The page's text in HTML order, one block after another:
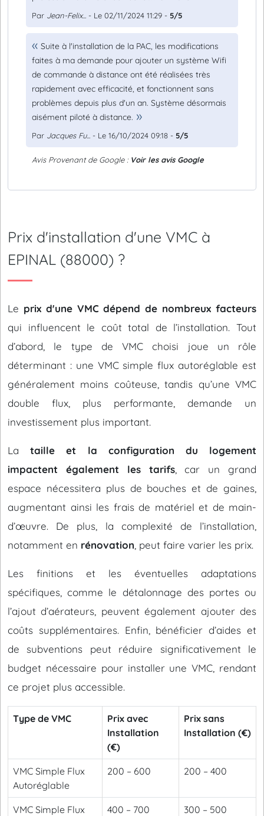
Par Jean-Felix... - Le 02/11/2024 11:29 - 5/5
Suite à l'installation de la PAC, les modifications
faites à ma demande pour ajouter un système Wifi
de commande à distance ont été réalisées très
rapidement avec efficacité, et fonctionnent sans
problèmes depuis plus d'un an. Système désormais
aisément piloté à distance.
Par Jacques Fu... - Le 16/10/2024 09:18 - 5/5
Avis Provenant de Google : Voir les avis Google
Prix d'installation d'une VMC à
EPINAL (88000) ?
Le prix d'une VMC dépend de nombreux facteurs
qui influencent le coût total de l’installation. Tout
d’abord, le type de VMC choisi joue un rôle
déterminant : une VMC simple flux autoréglable est
généralement moins coûteuse, tandis qu’une VMC
double flux, plus performante, demande un
investissement plus important.
Lataille et la configuration du logement
impactent également les tarifs, car un grand
espace nécessitera plus de bouches et de gaines,
augmentant ainsi les frais de matériel et de main-
d’œuvre. De plus, la complexité de l’installation,
notamment en rénovation , peut faire varier les prix.
Les finitions et les éventuelles adaptations
spécifiques, comme le détalonnage des portes ou
l’ajout d’aérateurs, peuvent également ajouter des
coûts supplémentaires. Enfin, bénéficier d’aides et
de subventions peut réduire significativement le
budget nécessaire pour installer une VMC, rendant
ce projet plus accessible.
Type de VMC
Prix avec
Installation
(€)
Prix sans
Installation (€)
VMC Simple Flux
Autoréglable
200 – 600 200 – 400
VMC Simple Flux
400 – 700 300 – 500